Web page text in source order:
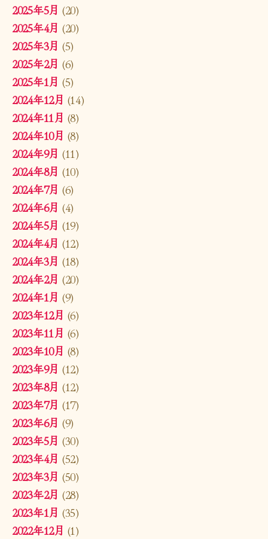
2025年5月 (20)
2025年4月 (20)
2025年3月 (5)
2025年2月 (6)
2025年1月 (5)
2024年12月 (14)
2024年11月 (8)
2024年10月 (8)
2024年9月 (11)
2024年8月 (10)
2024年7月 (6)
2024年6月 (4)
2024年5月 (19)
2024年4月 (12)
2024年3月 (18)
2024年2月 (20)
2024年1月 (9)
2023年12月 (6)
2023年11月 (6)
2023年10月 (8)
2023年9月 (12)
2023年8月 (12)
2023年7月 (17)
2023年6月 (9)
2023年5月 (30)
2023年4月 (52)
2023年3月 (50)
2023年2月 (28)
2023年1月 (35)
2022年12月 (1)